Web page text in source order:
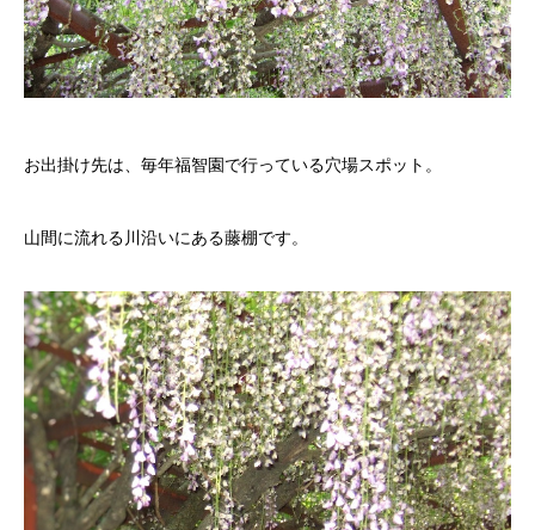
お出掛け先は、毎年福智園で行っている穴場スポット。
山間に流れる川沿いにある藤棚です。